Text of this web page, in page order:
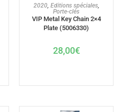
AJOUTER AU PANIER
2020, Editions spéciales,
Porte-clés
VIP Metal Key Chain 2×4
Plate (5006330)
28,00€